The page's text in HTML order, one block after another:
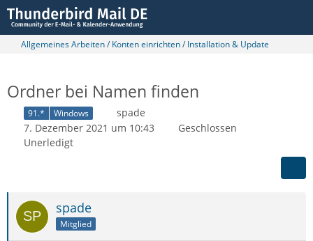
Allgemeines Arbeiten / Konten einrichten / Installation & Update
Ordner bei Namen finden
91.* Windows
spade
7. Dezember 2021 um 10:43
Geschlossen
Unerledigt
spade
Mitglied